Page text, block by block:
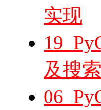
实现
及搜